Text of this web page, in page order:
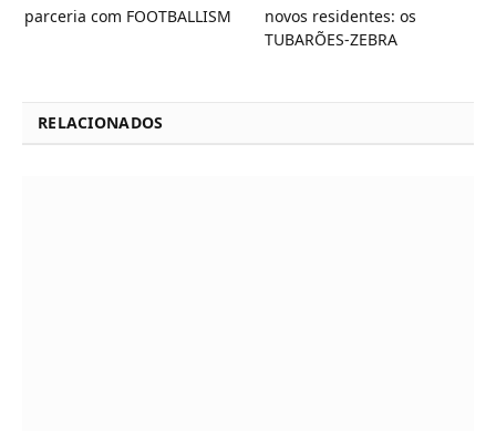
parceria com FOOTBALLISM
novos residentes: os
TUBARÕES-ZEBRA
RELACIONADOS